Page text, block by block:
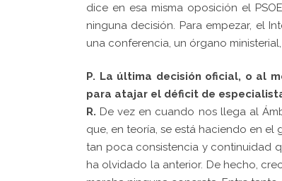
dice en esa misma oposición el
ninguna decisión. Para empezar, el
una conferencia, un órgano
P. La última decisión oficial, o al
para atajar el déficit de
R. De vez en cuando nos llega al
que, en teoría, se está haciendo en
tan poca consistencia y continuidad
ha olvidado la anterior. De hecho,